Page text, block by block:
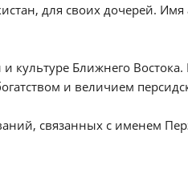
для своих дочерей. Имя
культуре Ближнего
и величием
связанных с именем